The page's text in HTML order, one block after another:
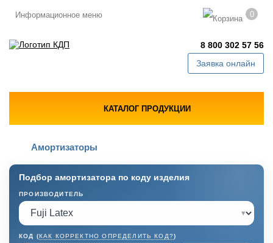
Информационное меню 0
8 800 302 57 56
Заявка онлайн
КАТАЛОГ ПРОДУКЦИИ
Амортизаторы
Подбор амортизатора по коду изделия
ПРОИЗВОДИТЕЛЬ
▾
КОД (КАК КОРРЕКТНО ОПРЕДЕЛИТЬ КОД?)